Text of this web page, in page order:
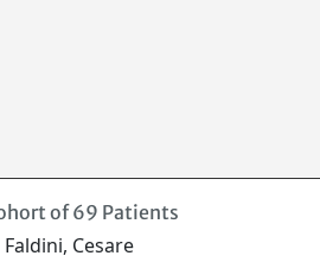
of 69 Patients
Cesare